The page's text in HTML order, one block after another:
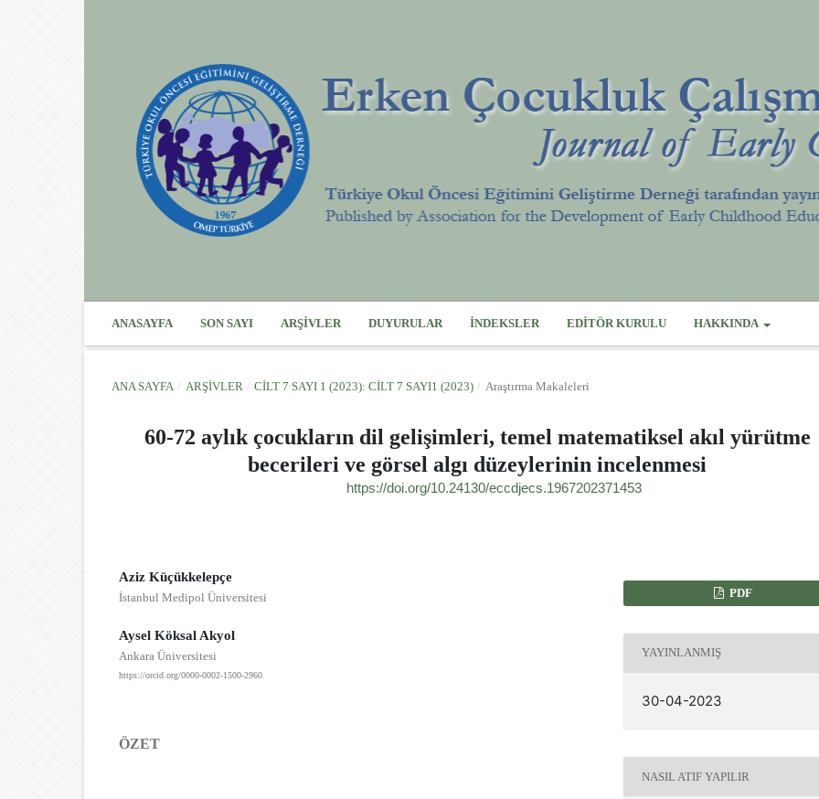
ANASAYFA SON SAYI ARŞIVLER DUYURULAR İNDEKSLER EDITÖR KURULU HAKKINDA
ANA SAYFA / ARŞIVLER / CILT 7 SAYI 1 (2023): CILT 7 SAYI1 (2023) / Araştırma Makaleleri
60-72 aylık çocukların dil gelişimleri, temel matematiksel akıl yürütme
becerileri ve görsel algı düzeylerinin incelenmesi
https://doi.org/10.24130/eccdjecs.1967202371453
Aziz Küçükkelepçe
İstanbul Medipol Üniversitesi
Aysel Köksal Akyol
Ankara Üniversitesi
https://orcid.org/0000-0002-1500-2960
ÖZET
PDF
YAYINLANMIŞ
30-04-2023
NASIL ATIF YAPILIR